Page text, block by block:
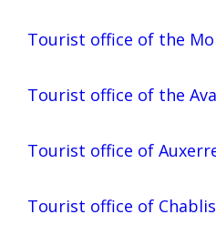
Tourist office of the
Tourist office of the
Tourist office of
Tourist office of Chablis